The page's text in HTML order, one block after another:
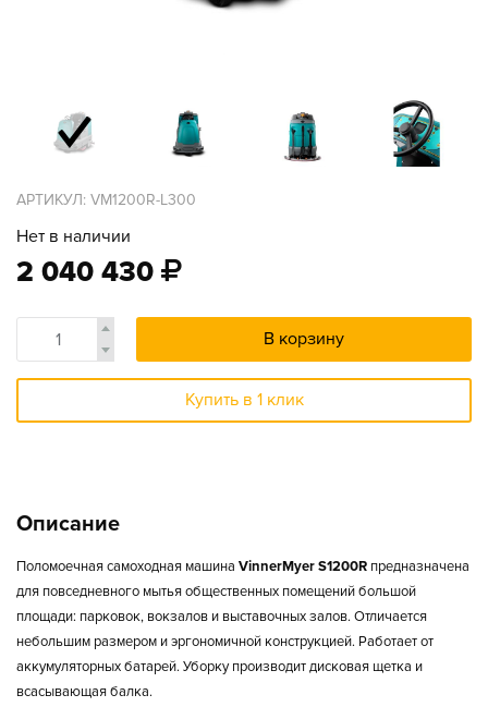
АРТИКУЛ: VM1200R-L300
Нет в наличии
2 040 430
В корзину
Купить в 1 клик
Описание
Поломоечная самоходная машина VinnerMyer S1200R предназначена
для повседневного мытья общественных помещений большой
площади: парковок, вокзалов и выставочных залов. Отличается
небольшим размером и эргономичной конструкцией. Работает от
аккумуляторных батарей. Уборку производит дисковая щетка и
всасывающая балка.